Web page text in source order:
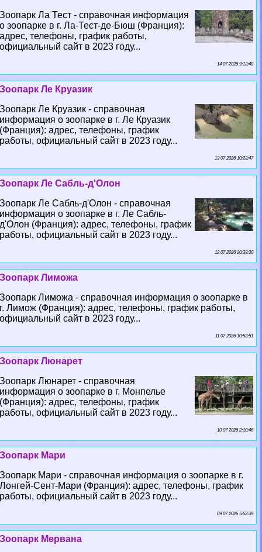
Зоопарк Ла Тест - справочная информация
о зоопарке в г. Ла-Тест-де-Бюш (Франция):
адрес, телефоны, график работы,
официальный сайт в 2023 году...
14 07 2026 9:13:48
Зоопарк Ле Круазик
Зоопарк Ле Круазик - справочная
информация о зоопарке в г. Ле Круазик
(Франция): адрес, телефоны, график
работы, официальный сайт в 2023 году...
13 07 2026 10:23:47
Зоопарк Ле Сабль-д'Олон
Зоопарк Ле Сабль-д'Олон - справочная
информация о зоопарке в г. Ле Сабль-
д'Олон (Франция): адрес, телефоны, график
работы, официальный сайт в 2023 году...
12 07 2026 20:33:30
Зоопарк Лиможа
Зоопарк Лиможа - справочная информация о зоопарке в
г. Лимож (Франция): адрес, телефоны, график работы,
официальный сайт в 2023 году...
11 07 2026 10:53:51
Зоопарк Люнарет
Зоопарк Люнарет - справочная
информация о зоопарке в г. Монпелье
(Франция): адрес, телефоны, график
работы, официальный сайт в 2023 году...
10 07 2026 2:10:46
Зоопарк Мари
Зоопарк Мари - справочная информация о зоопарке в г.
Лонгeй-Сент-Мари (Франция): адрес, телефоны, график
работы, официальный сайт в 2023 году...
09 07 2026 5:52:39
Зоопарк Мервана